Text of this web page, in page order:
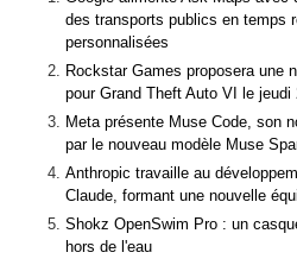
des transports publics en temps
personnalisées
Rockstar Games proposera une
pour Grand Theft Auto VI le
Meta présente Muse Code, son
par le nouveau modèle Muse
Anthropic travaille au
Claude, formant une nouvelle
Shokz OpenSwim Pro : un
hors de l'eau